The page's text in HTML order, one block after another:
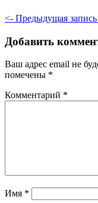
<- Предыдущая запись
Добавить
Ваш адрес email не
помечены *
Комментарий *
Имя *